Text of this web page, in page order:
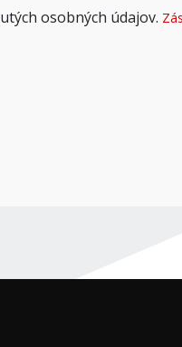
osobných údajov.